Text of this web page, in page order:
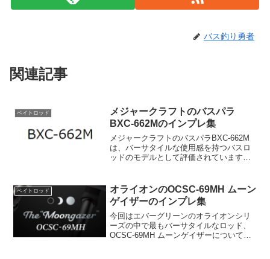
バス釣り勇者
関連記事
ベイトロッド
メジャークラフトのバスパラ
BXC-662Mのインプレ集
メジャークラフトのバスパラBXC-662M
は、バーサタイルな使用感を持つバスロ
ッドのモデルとして評価されています。
クベイトやバイブレーションの使用はも
ちろんのこと、ワー...
ベイトロッド
オライオンのOCSC-69MH ムーン
ゲイザーのインプレ集
今回はエバーグリーンのオライオンシリ
ーズの中で最もバーサタイルなロッド、
OCSC-69MH ムーンゲイザーについてご